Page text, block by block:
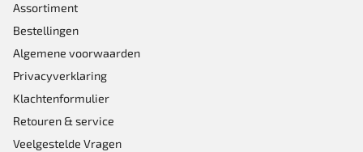
Assortiment
Bestellingen
Algemene voorwaarden
Privacyverklaring
Klachtenformulier
Retouren & service
Veelgestelde Vragen